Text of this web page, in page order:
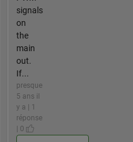
signals
on
the
main
out.
If...
presque
5 ans il
y a | 1
réponse
| 0